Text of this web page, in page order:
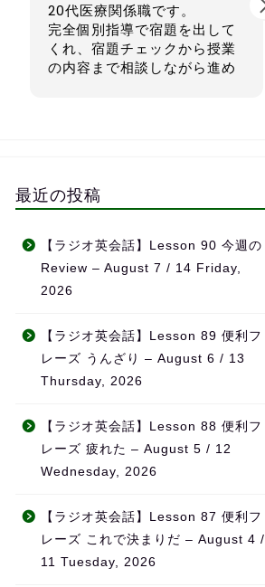
40代 会社経営者です。
本気で英語を学びたい方にと
てもおすすめの英会話スクー
ルです。
る」「少しチャレンジング」
無理なく続けられ、自然とモ
チベーションの維持につなが
っています。
なく、学習の進み具合や弱点
をしっかり見て内容を調整し
てくれるため、「ちゃんと見
てもらえている」という安心
料金も他の英会話スクールと
比べてかなり良心的で、内容
ます。
何より、先生の生徒に対する
最近の投稿
【ラジオ英会話】Lesson 90 今週の
Review – August 7 / 14 Friday,
2026
【ラジオ英会話】Lesson 89 便利フ
レーズ うんざり – August 6 / 13
Thursday, 2026
【ラジオ英会話】Lesson 88 便利フ
レーズ 疲れた – August 5 / 12
Wednesday, 2026
【ラジオ英会話】Lesson 87 便利フ
レーズ これで決まりだ – August 4 /
11 Tuesday, 2026